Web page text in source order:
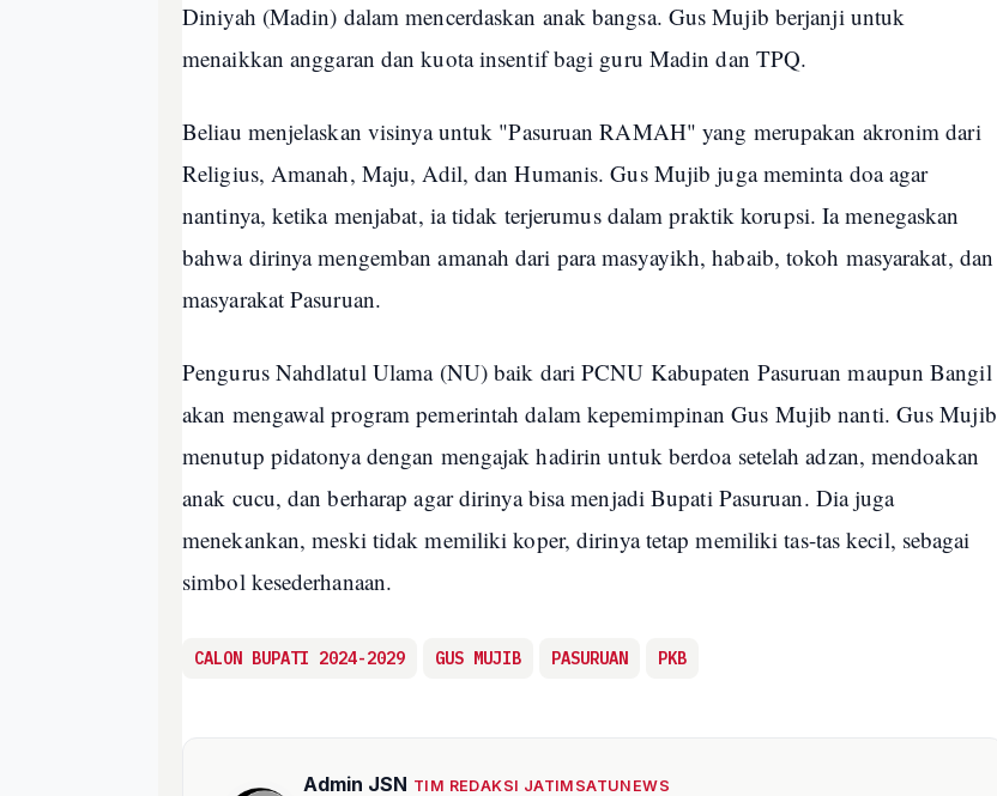
Diniyah (Madin) dalam mencerdaskan anak bangsa. Gus Mujib berjanji untuk
menaikkan anggaran dan kuota insentif bagi guru Madin dan TPQ.
Beliau menjelaskan visinya untuk "Pasuruan RAMAH" yang merupakan akronim dari
Religius, Amanah, Maju, Adil, dan Humanis. Gus Mujib juga meminta doa agar
nantinya, ketika menjabat, ia tidak terjerumus dalam praktik korupsi. Ia menegaskan
bahwa dirinya mengemban amanah dari para masyayikh, habaib, tokoh masyarakat, dan
masyarakat Pasuruan.
Pengurus Nahdlatul Ulama (NU) baik dari PCNU Kabupaten Pasuruan maupun Bangil
akan mengawal program pemerintah dalam kepemimpinan Gus Mujib nanti. Gus Mujib
menutup pidatonya dengan mengajak hadirin untuk berdoa setelah adzan, mendoakan
anak cucu, dan berharap agar dirinya bisa menjadi Bupati Pasuruan. Dia juga
menekankan, meski tidak memiliki koper, dirinya tetap memiliki tas-tas kecil, sebagai
simbol kesederhanaan.
CALON BUPATI 2024-2029 GUS MUJIB PASURUAN PKB
Admin JSN TIM REDAKSI JATIMSATUNEWS